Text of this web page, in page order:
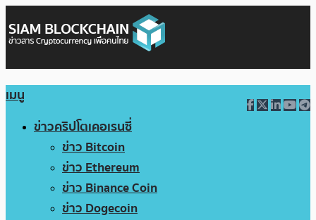
เมนู
ข่าวคริปโตเคอเรนซี่
ข่าว Bitcoin
ข่าว Ethereum
ข่าว Binance Coin
ข่าว Dogecoin